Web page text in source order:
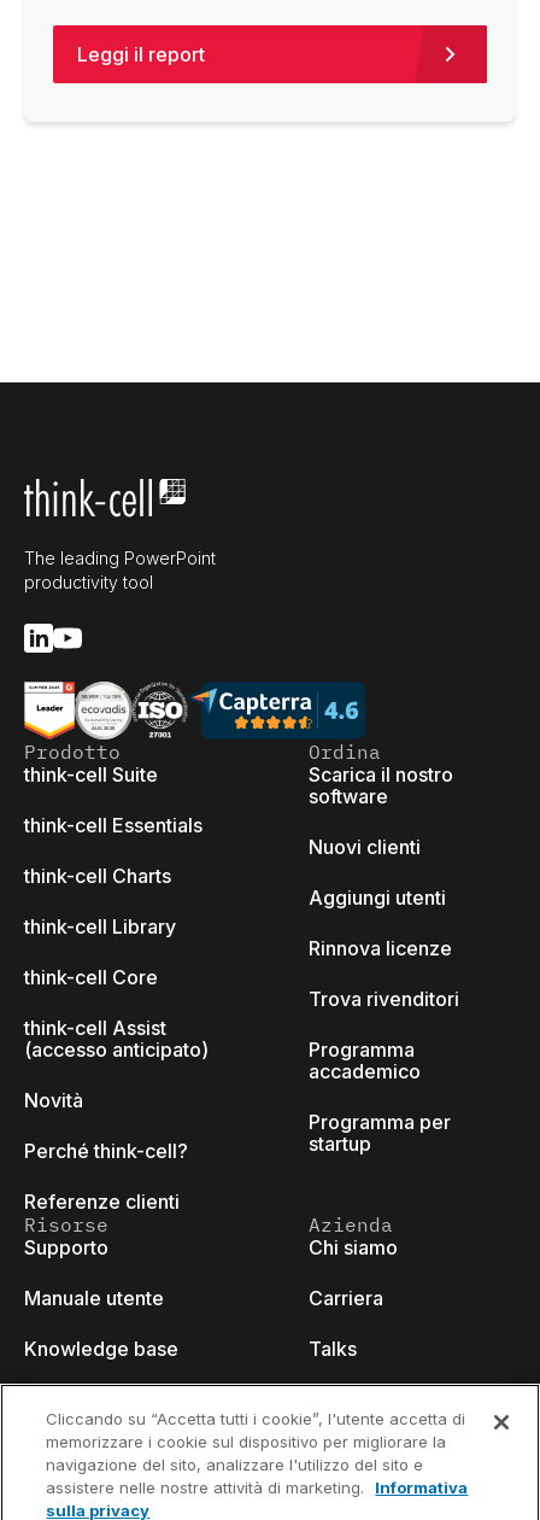
Leggi il report
The leading PowerPoint
productivity tool
Prodotto
think-cell Suite
think-cell Essentials
think-cell Charts
think-cell Library
think-cell Core
think-cell Assist
(accesso anticipato)
Novità
Perché think-cell?
Referenze clienti
Ordina
Scarica il nostro
software
Nuovi clienti
Aggiungi utenti
Rinnova licenze
Trova rivenditori
Programma
accademico
Programma per
startup
Risorse
Supporto
Manuale utente
Knowledge base
Video tutorials
Content hub
Azienda
Chi siamo
Carriera
Talks
Developer blog
Contattaci
Cliccando su “Accetta tutti i cookie”, l'utente accetta di
memorizzare i cookie sul dispositivo per migliorare la
navigazione del sito, analizzare l'utilizzo del sito e
assistere nelle nostre attività di marketing.
Informativa
sulla privacy